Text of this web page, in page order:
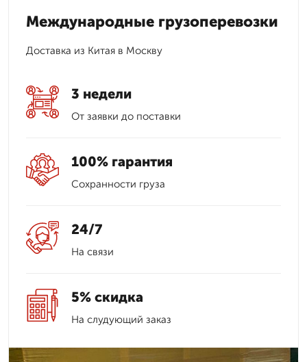
Международные грузоперевозки
Доставка из Китая в Москву
3 недели
От заявки до поставки
100% гарантия
Сохранности груза
24/7
На связи
5% скидка
На слудующий заказ